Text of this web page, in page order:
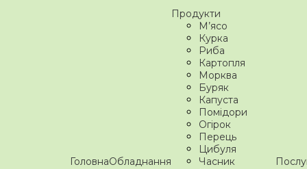
ГоловнаОбладнання
Продукти
М’ясо
Курка
Риба
Картопля
Морква
Буряк
Капуста
Помідори
Огірок
Перець
Цибуля
Часник